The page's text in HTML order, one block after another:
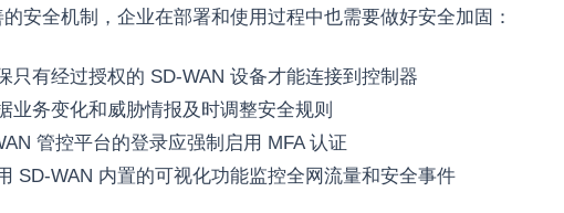
安全机制，企业在部署和使用过程中也需要做好安全加固：
只有经过授权的 SD-WAN 设备才能连接到控制器
业务变化和威胁情报及时调整安全规则
管控平台的登录应强制启用 MFA 认证
SD-WAN 内置的可视化功能监控全网流量和安全事件